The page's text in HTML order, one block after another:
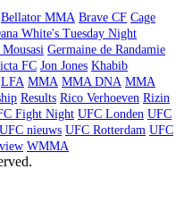
Bellator MMA Brave CF Cage
White's Tuesday Night
Germaine de Randamie
FC Jon Jones Khabib
LFA MMA MMA DNA MMA
Results Rico Verhoeven Rizin
Fight Night UFC Londen UFC
UFC nieuws UFC Rotterdam UFC
WMMA